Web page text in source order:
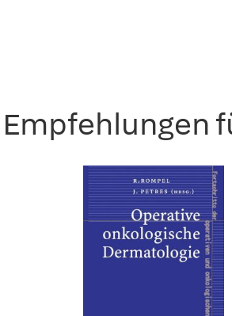
Empfehlungen